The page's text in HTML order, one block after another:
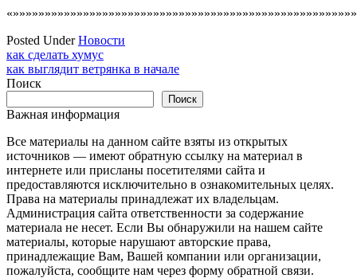
Posted UnderНовости
Навигация
по
как сделать хумус
как выглядит ветрянка в начале
Поиск
Поиск
Важная информация
Все материалы на данном сайте взяты из открытых
источников — имеют обратную ссылку на материал в
интернете или присланы посетителями сайта и
предоставляются исключительно в ознакомительных целях.
Права на материалы принадлежат их владельцам.
Администрация сайта ответственности за содержание
материала не несет. Если Вы обнаружили на нашем сайте
материалы, которые нарушают авторские права,
принадлежащие Вам, Вашей компании или организации,
пожалуйста, сообщите нам через форму обратной связи.